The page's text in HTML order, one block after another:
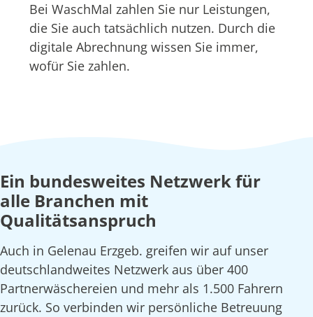
Bei WaschMal zahlen Sie nur Leistungen,
die Sie auch tatsächlich nutzen. Durch die
digitale Abrechnung wissen Sie immer,
wofür Sie zahlen.
Ein bundesweites Netzwerk für
alle Branchen mit
Qualitätsanspruch
Auch in Gelenau Erzgeb. greifen wir auf unser
deutschlandweites Netzwerk aus über 400
Partnerwäschereien und mehr als 1.500 Fahrern
zurück. So verbinden wir persönliche Betreuung